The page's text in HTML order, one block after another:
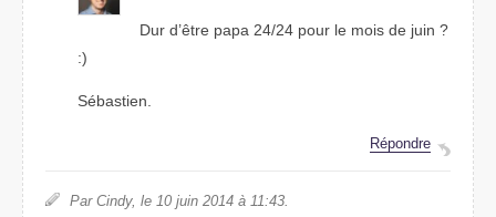
Dur d’être papa 24/24 pour le mois de juin ?
:)
Sébastien.
Répondre
Par Cindy, le 10 juin 2014 à 11:43.